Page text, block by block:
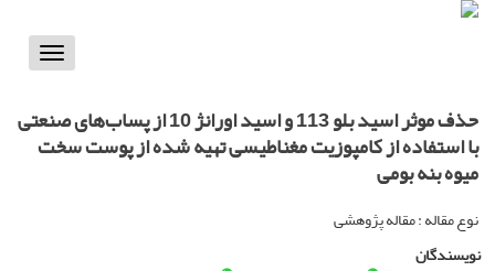
Toggle
حذف موثر اسید بلو 113 و اسید اورانژ 10 از پساب‌های صنعتی
با استفاده از کامپوزیت مغناطیسی تهیه شده از پوست سخت
میوه بنه بومی
نوع مقاله : مقاله پژوهشی
نویسندگان